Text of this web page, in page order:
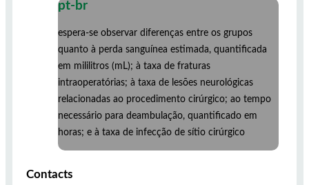
pt-br
espera-se observar diferenças entre os grupos
quanto à perda sanguínea estimada, quantificada
em mililitros (mL); à taxa de fraturas
intraoperatórias; à taxa de lesões neurológicas
relacionadas ao procedimento cirúrgico; ao tempo
necessário para deambulação, quantificado em
horas; e à taxa de infecção de sítio cirúrgico
Contacts